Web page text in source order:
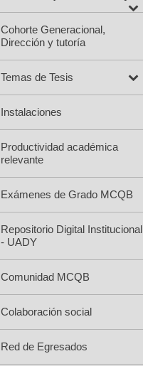
Cohorte Generacional,
Dirección y tutoría
Temas de Tesis
Instalaciones
Productividad académica
relevante
Exámenes de Grado MCQB
Repositorio Digital Institucional
- UADY
Comunidad MCQB
Colaboración social
Red de Egresados